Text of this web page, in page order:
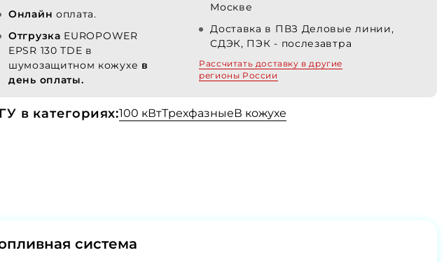
Онлайн оплата.
Отгрузка EUROPOWER
EPSR 130 TDE в
шумозащитном кожухе в
день оплаты.
Москве
Доставка в ПВЗ Деловые линии,
СДЭК, ПЭК - послезавтра
Рассчитать доставку в другие
регионы России
в категориях:100 кВтТрехфазныеВ кожухе
система